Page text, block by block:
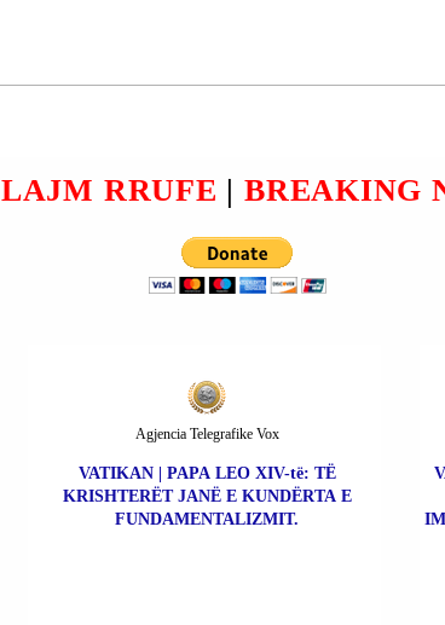
LAJM RRUFE | BREAKING
VATIKAN | PAPA LEO XIV-të: TË
KRISHTERËT JANË E KUNDËRTA E
FUNDAMENTALIZMIT.
Agjencia Telegrafike Vox